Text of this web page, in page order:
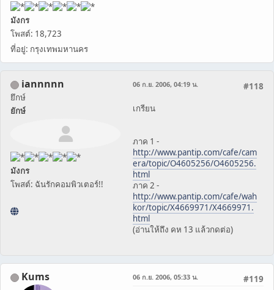
มังกร
โพสต์: 18,723
ที่อยู่: กรุงเทพมหานคร
iannnnn
ยึกษ์
ยักษ์
มังกร
โพสต์: ฉันรักคอมพิวเตอร์!!
#118
06 ก.ย. 2006, 04:19 น.
เกรียน
ภาค 1 -
http://www.pantip.com/cafe/cam
era/topic/O4605256/O4605256.
html
ภาค 2 -
http://www.pantip.com/cafe/wah
kor/topic/X4669971/X4669971.
html
(อ่านให้ถึง คห 13 แล้วกดต่อ)
Kums #119
06 ก.ย. 2006, 05:33 น.